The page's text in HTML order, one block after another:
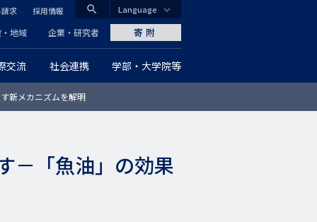
CLOSE
search
グ
ロ
交流 社会連携 学部・大学院等
地域 企業・研究者
求 採用情報
寄附
Language
新メカニズムを解明
－「魚油」の効果